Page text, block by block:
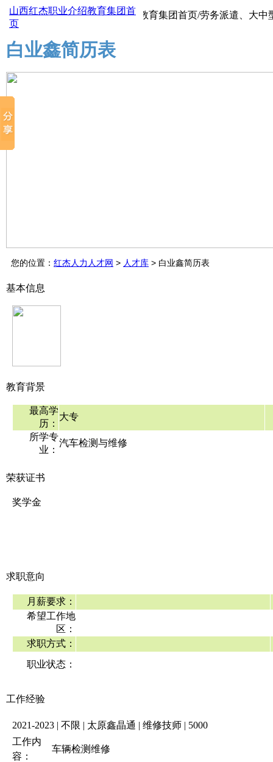
山西红杰职业介绍教育集团首
页
山西红杰职业介绍教育集团首页/劳务派遣、大中
白业鑫简历表
您的位置： 红杰人力人才网 > 人才库 > 白业鑫简历表
基本信息
教育背景
最高学
历：
大专
所学专
业：
汽车检测与维修
荣获证书
奖学金
求职意向
月薪要求：
希望工作地
区：
求职方式：
职业状态：
工作经验
2021-2023 | 不限 | 太原鑫晶通 | 维修技师 | 5000
工作内
容：
车辆检测维修